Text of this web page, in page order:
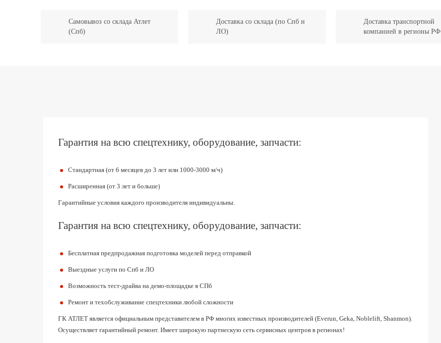
Самовывоз со склада Атлет
(Спб)
Доставка со склада (по Спб и
ЛО)
Доставка транспортной
компанией в регионы РФ
Гарантия на всю спецтехнику, оборудование, запчасти:
Стандартная (от 6 месяцев до 3 лет или 1000-3000 м/ч)
Расширенная (от 3 лет и больше)
Гарантийные условия каждого производителя индивидуальны.
Гарантия на всю спецтехнику, оборудование, запчасти:
Бесплатная предпродажная подготовка моделей перед отправкой
Выездные услуги по Спб и ЛО
Возможность тест-драйва на демо-площадке в СПб
Ремонт и техобслуживание спецтехники любой сложности
ГК АТЛЕТ является официальным представителем в РФ многих известных производителей (Everun, Geka, Noblelift, Shanmon).
Осуществляет гарантийный ремонт. Имеет широкую партнескую сеть сервисных центров в регионах!